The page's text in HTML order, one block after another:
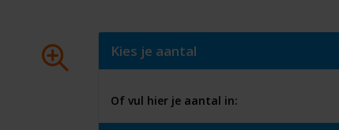
Kies je aantal
Of vul hier je aantal in: